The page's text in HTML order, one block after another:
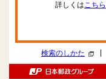
詳しくはこちら
検索のしかた